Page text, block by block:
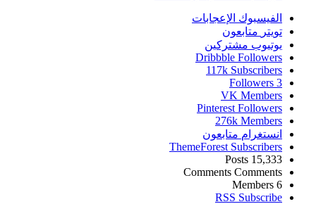
الفيسبوك الإعجابات
تويتر متابعون
يوتيوب مشتركين
Dribbble Followers
117k Subscribers
3
Followers
VK Members
Pinterest Followers
276k Members
انستغرام متابعون
ThemeForest Subscribers
15,333
Posts
Comments Comments
6
Members
RSS Subscribe